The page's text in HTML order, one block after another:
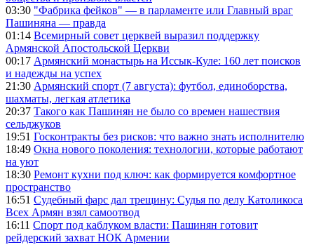
03:30 "Фабрика фейков" — в парламенте или Главный враг
Пашиняна — правда
01:14 Всемирный совет церквей выразил поддержку
Армянской Апостольской Церкви
00:17 Армянский монастырь на Иссык-Куле: 160 лет поисков
и надежды на успех
21:30 Армянский спорт (7 августа): футбол, единоборства,
шахматы, легкая атлетика
20:37 Такого как Пашинян не было со времен нашествия
сельджуков
19:51 Госконтракты без рисков: что важно знать исполнителю
18:49 Окна нового поколения: технологии, которые работают
на уют
18:30 Ремонт кухни под ключ: как формируется комфортное
пространство
16:51 Судебный фарс дал трещину: Судья по делу Католикоса
Всех Армян взял самоотвод
16:11 Спорт под каблуком власти: Пашинян готовит
рейдерский захват НОК Армении